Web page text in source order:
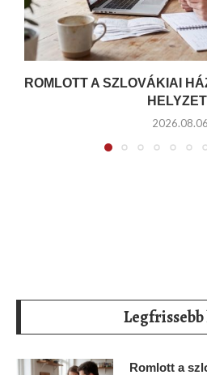
ROMLOTT A SZLOVÁKIAI
Romlott a